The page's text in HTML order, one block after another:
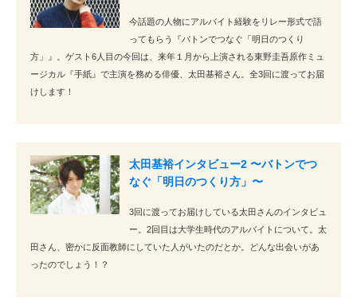
今話題の人物にアルバイト経験をリレー形式で語
ってもらう『バトンでつなぐ「明日のつくり
方」』。ゲスト6人目の今回は、来年１月から上演される東野圭吾原作ミュ
ージカル『手紙』で主演を務める俳優、太田基裕さん。全3回に渡ってお届
けします！
太田基裕インタビュー2 〜バトンでつ
なぐ「明日のつくり方」〜
3回に渡ってお届けしている太田さんのインタビュ
ー。2回目は大学生時代のアルバイトについて。太
田さん、密かに反面教師にしていた人がいたのだとか。どんな出会いがあ
ったのでしょう！？